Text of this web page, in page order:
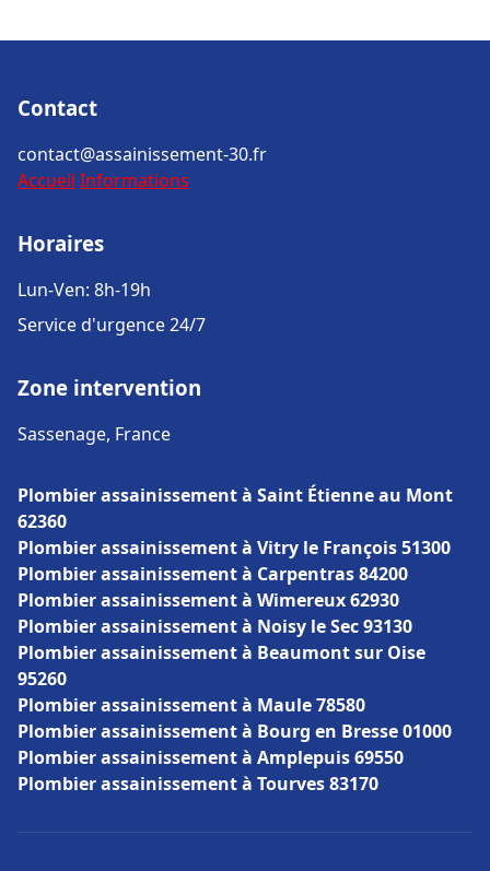
Contact
contact@assainissement-30.fr
Accueil Informations
Horaires
Lun-Ven: 8h-19h
Service d'urgence 24/7
Zone intervention
Sassenage, France
Plombier assainissement à Saint Étienne au Mont
62360
Plombier assainissement à Vitry le François 51300
Plombier assainissement à Carpentras 84200
Plombier assainissement à Wimereux 62930
Plombier assainissement à Noisy le Sec 93130
Plombier assainissement à Beaumont sur Oise
95260
Plombier assainissement à Maule 78580
Plombier assainissement à Bourg en Bresse 01000
Plombier assainissement à Amplepuis 69550
Plombier assainissement à Tourves 83170